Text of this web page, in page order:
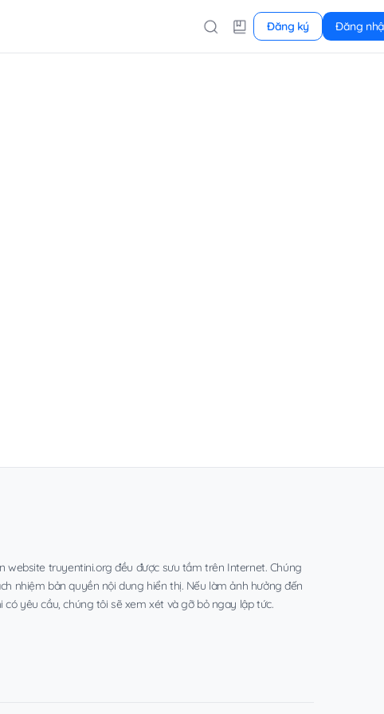
Đăng ký Đăng
website truyentini.org đều được sưu tầm trên Internet. Chúng
nhiệm bản quyền nội dung hiển thị. Nếu làm ảnh hưởng đến
có yêu cầu, chúng tôi sẽ xem xét và gỡ bỏ ngay lập tức.